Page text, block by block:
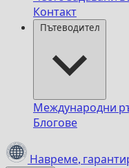
Контакт
Пътеводител
Международни
Блогове
Навреме,